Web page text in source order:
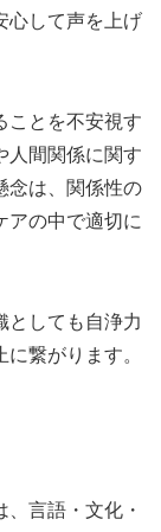
心して声を上げ
ことを不安視す
人間関係に関す
念は、関係性の
アの中で適切に
としても自浄力
繋がります。
言語・文化・